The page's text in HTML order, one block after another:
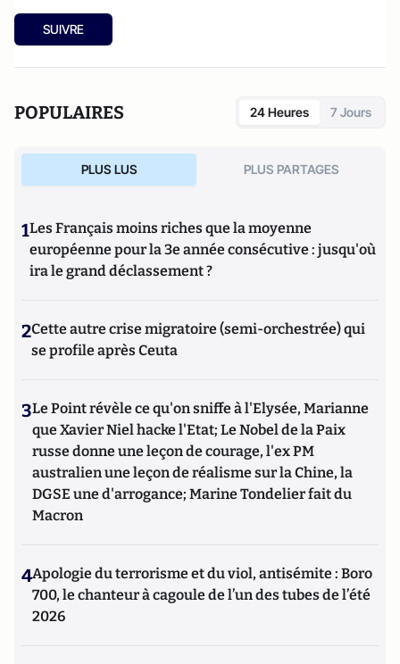
SUIVRE
POPULAIRES 24 Heures 7 Jours
PLUS LUS PLUS PARTAGES
1Les Français moins riches que la moyenne
européenne pour la 3e année consécutive : jusqu'où
ira le grand déclassement ?
2Cette autre crise migratoire (semi-orchestrée) qui
se profile après Ceuta
3Le Point révèle ce qu'on sniffe à l'Elysée, Marianne
que Xavier Niel hacke l'Etat; Le Nobel de la Paix
russe donne une leçon de courage, l'ex PM
australien une leçon de réalisme sur la Chine, la
DGSE une d'arrogance; Marine Tondelier fait du
Macron
4Apologie du terrorisme et du viol, antisémite : Boro
700, le chanteur à cagoule de l’un des tubes de l’été
2026